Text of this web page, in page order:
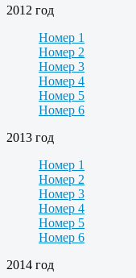
2012 год
Номер 1
Номер 2
Номер 3
Номер 4
Номер 5
Номер 6
2013 год
Номер 1
Номер 2
Номер 3
Номер 4
Номер 5
Номер 6
2014 год